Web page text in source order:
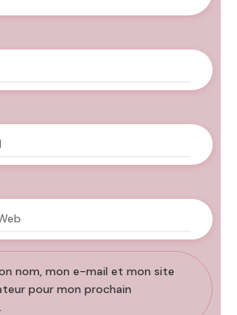
nom, mon e-mail et mon site
pour mon prochain